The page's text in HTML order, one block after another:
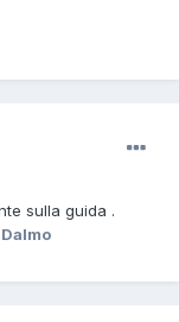
sulla guida .